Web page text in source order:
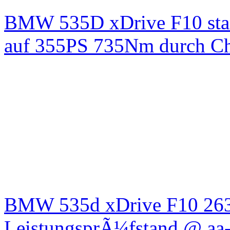
BMW 535D xDrive F10
auf 355PS 735Nm durch
BMW 535d xDrive F10